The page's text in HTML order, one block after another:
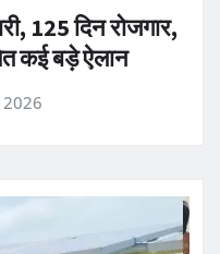
125 दिन रोजगार,
कई बड़े ऐलान